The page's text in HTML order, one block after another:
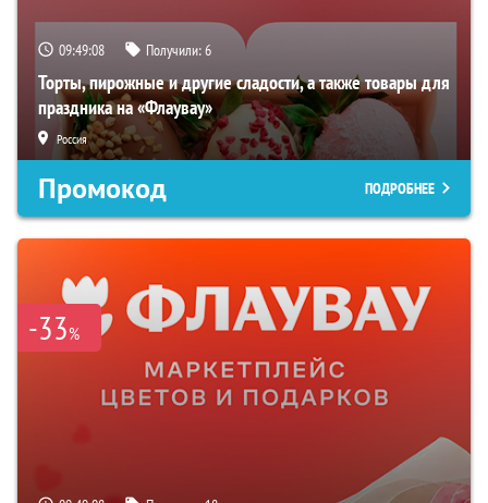
09:49:07 Получили:6
Торты, пирожные и другие сладости, а также товары для
праздника на «Флаувау»
Россия
Промокод ПОДРОБНЕЕ
-33%